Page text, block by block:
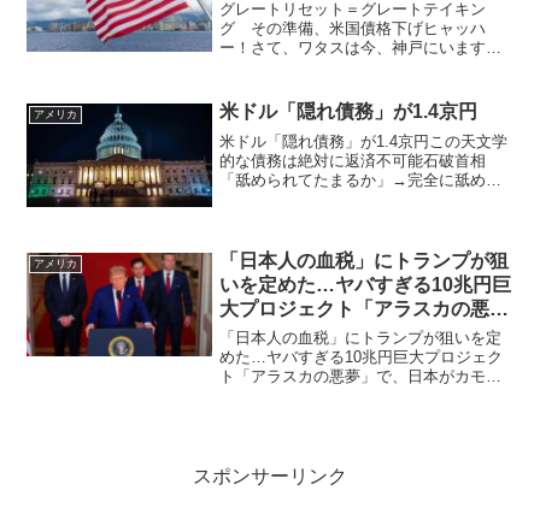
グレートリセット＝グレートテイキン
グ その準備、米国債格下げヒャッハ
ー！さて、ワタスは今、神戸にいます。
たり、プレップの大詰め作業でひじょー
に忙しいのですた。さて、先日...
アメリカ 米ドル「隠れ債務」が1.4京円
米ドル「隠れ債務」が1.4京円この天文学
的な債務は絶対に返済不可能石破首相
「舐められてたまるか」→完全に舐めら
支援 80兆円規模...
アメリカ
「日本人の血税」にトランプが狙
いを定めた…ヤバすぎる10兆円巨
大プロジェクト「アラスカの悪
夢」で、日本がカモにされる「最
悪のシナリオ」
「日本人の血税」にトランプが狙いを定
めた…ヤバすぎる10兆円巨大プロジェク
ト「アラスカの悪夢」で、日本がカモに
スポンサーリンク